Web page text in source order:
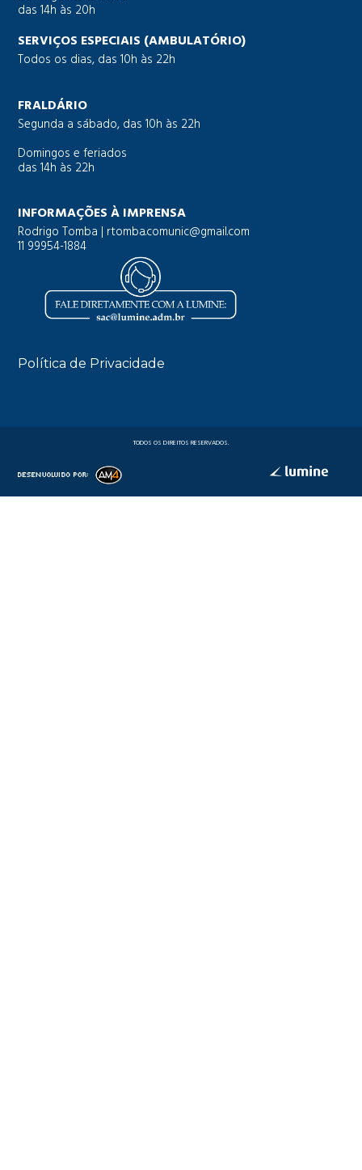
das 14h às 20h
SERVIÇOS ESPECIAIS (AMBULATÓRIO)
Todos os dias, das 10h às 22h
FRALDÁRIO
Segunda a sábado, das 10h às 22h
Domingos e feriados
das 14h às 22h
INFORMAÇÕES À IMPRENSA
Rodrigo Tomba | rtomba.comunic@gmail.com
11 99954-1884
Política de Privacidade
TODOS OS DIREITOS RESERVADOS.